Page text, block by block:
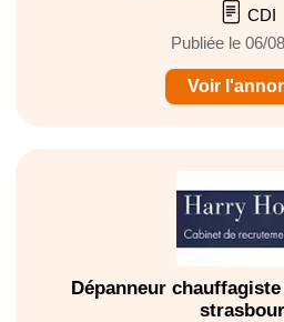
CDI
Publiée le 06/
Voir
Dépanneur